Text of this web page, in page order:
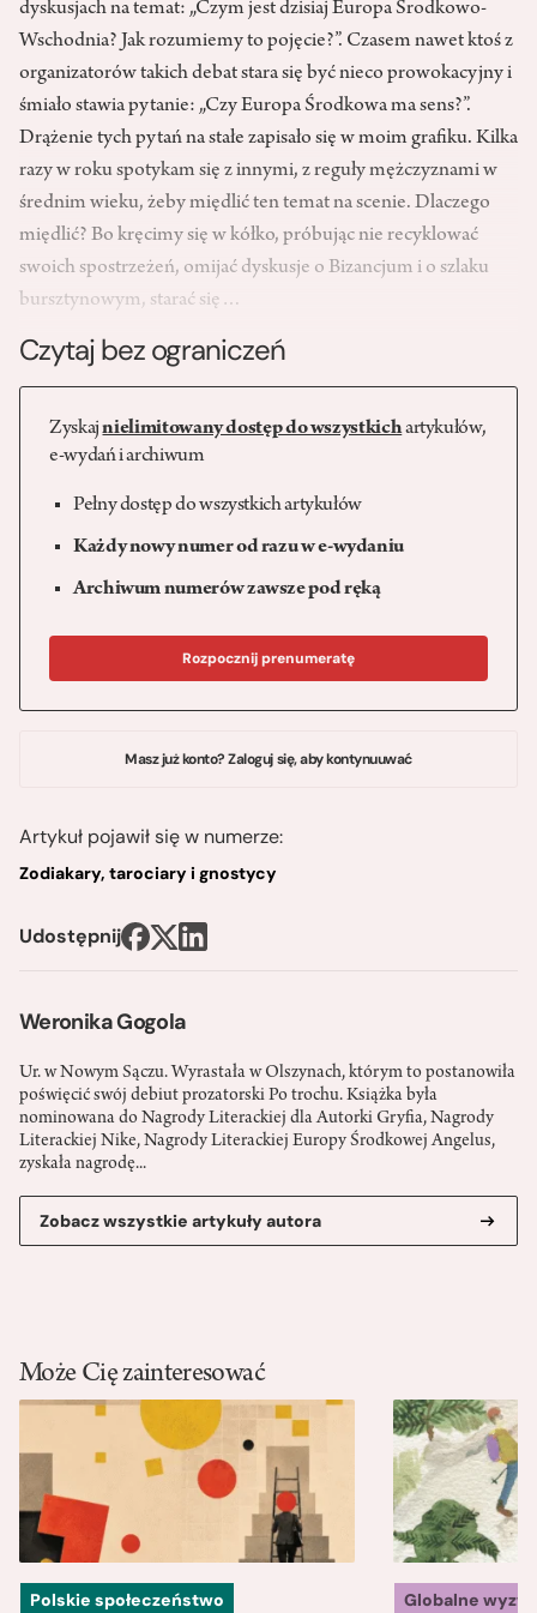
Weronika Gogola
Ur. w Nowym Sączu. Wyrastała w Olszynach, którym to postanowiła
poświęcić swój debiut prozatorski Po trochu. Książka była
nominowana do Nagrody Literackiej dla Autorki Gryfia, Nagrody
Literackiej Nike, Nagrody Literackiej Europy Środkowej Angelus,
zyskała nagrodę...
Zobacz wszystkie artykuły autora
dyskusjach na temat: „Czym jest dzisiaj Europa Środkowo-
Wschodnia? Jak rozumiemy to pojęcie?”. Czasem nawet ktoś z
organizatorów takich debat stara się być nieco prowokacyjny i
śmiało stawia pytanie: „Czy Europa Środkowa ma sens?”.
Drążenie tych pytań na stałe zapisało się w moim grafiku. Kilka
razy w roku spotykam się z innymi, z reguły mężczyznami w
średnim wieku, żeby międlić ten temat na scenie. Dlaczego
międlić? Bo kręcimy się w kółko, próbując nie recyklować
swoich spostrzeżeń, omijać dyskusje o Bizancjum i o szlaku
bursztynowym, starać się…
Czytaj bez ograniczeń
Zyskajnielimitowany dostęp do wszystkichartykułów,
e-wydań i archiwum
Pełny dostęp do wszystkich artykułów
Każdy nowy numer od razu w e-wydaniu
Archiwum numerów zawsze pod ręką
Rozpocznij prenumeratę
Masz już konto? Zaloguj się, aby kontynuuwać
Artykuł pojawił się w numerze:
Zodiakary, tarociary i gnostycy
Udostępnij
Może Cię zainteresować
Polskie społeczeństwo Globalne